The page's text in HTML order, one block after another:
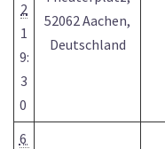
2
1
9:
3
0
52062 Aachen,
Deutschland
6